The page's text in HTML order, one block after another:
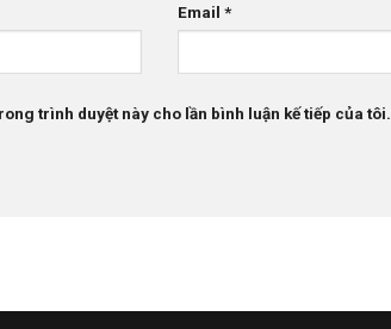
Email*
trình duyệt này cho lần bình luận kế tiếp của tôi.